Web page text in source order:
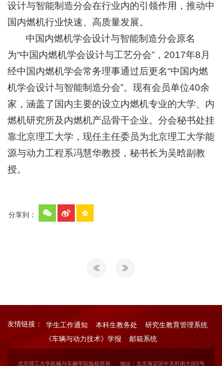
设计与智能制造分会在行业内的引领作用，推动中
国内燃机行业快速、高质量发展。
中国内燃机学会设计与智能制造分会原名
为“中国内燃机学会设计与工艺分会”，2017年8月
经中国内燃机学会常务理事通过后更名“中国内燃
机学会设计与智能制造分会”。现有会员单位40余
家，涵盖了国内主要的设立内燃机专业的大学、内
燃机研究所及内燃机产品骨干企业。分会秘书处挂
靠北京理工大学，现任主任委员为北京理工大学能
源与动力工程系冯慧华教授，秘书长为吴晗副教
授。
分享到：
友情链接： 学生工作通知 本科生教务处
研究生教育管理系统
《车辆与动力技术》学报
邮箱系统
北京理工大学机械与车辆学院版权所有 地址：北京海淀区中关村南大街5号